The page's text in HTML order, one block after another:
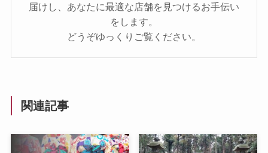
届けし、あなたに最適な店舗を見つけるお手伝い
をします。
どうぞゆっくりご覧ください。
関連記事